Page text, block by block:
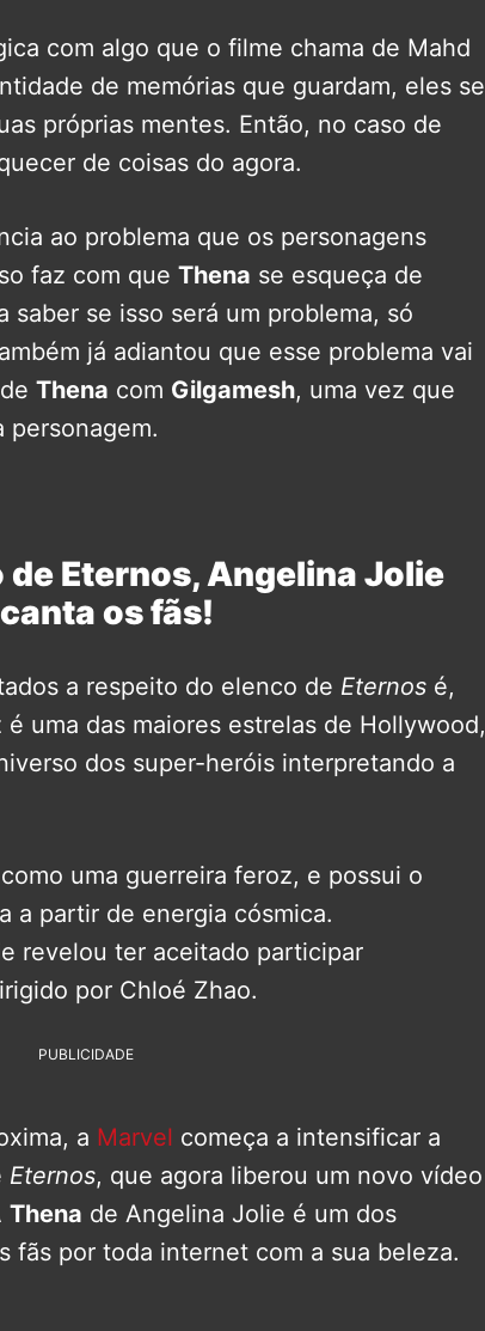
com algo que o filme chama de Mahd
de memórias que guardam, eles se
próprias mentes. Então, no caso de
de coisas do agora.
ao problema que os personagens
faz com que Thena se esqueça de
saber se isso será um problema, só
já adiantou que esse problema vai
Thena com Gilgamesh, uma vez que
personagem.
Eternos, Angelina Jolie
os fãs!
a respeito do elenco de Eternos é,
uma das maiores estrelas de Hollywood,
dos super-heróis interpretando a
uma guerreira feroz, e possui o
a partir de energia cósmica.
revelou ter aceitado participar
por Chloé Zhao.
PUBLICIDADE
a Marvel começa a intensificar a
Eternos, que agora liberou um novo vídeo
Thena de Angelina Jolie é um dos
fãs por toda internet com a sua beleza.